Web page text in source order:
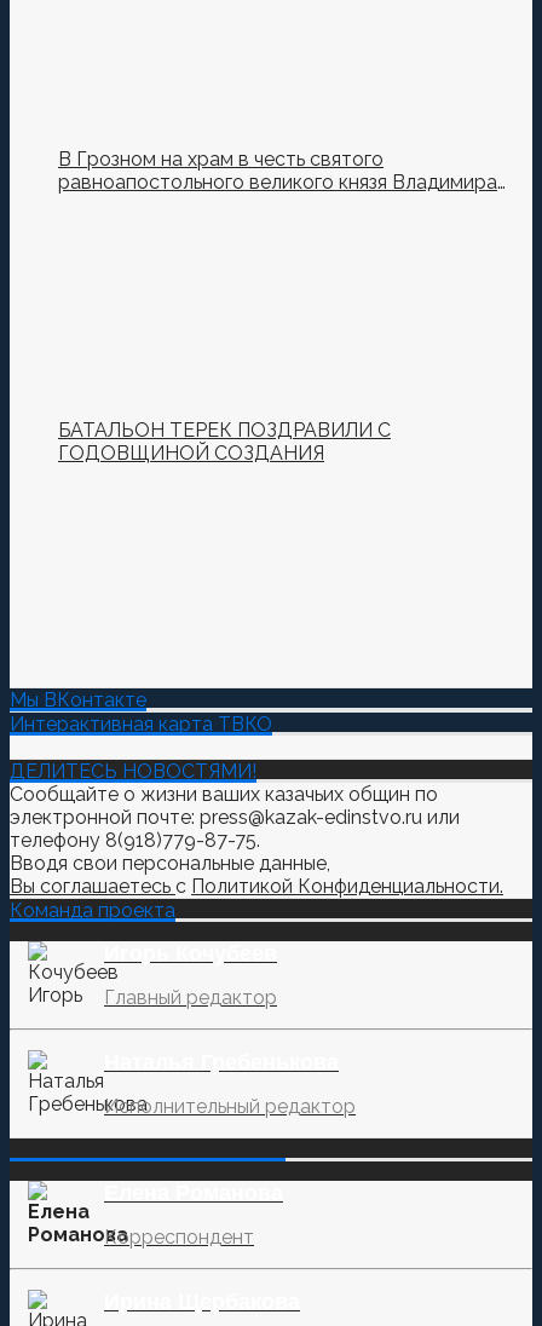
В Грозном на храм в честь святого
равноапостольного великого князя Владимира
БАТАЛЬОН ТЕРЕК ПОЗДРАВИЛИ С
ГОДОВЩИНОЙ СОЗДАНИЯ
Мы ВКонтакте
Интерактивная карта ТВКО
ДЕЛИТЕСЬ НОВОСТЯМИ!
Сообщайте о жизни ваших казачьих общин по
электронной почте: press@kazak-edinstvo.ru или
телефону 8(918)779-87-75.
Вводя свои персональные данные,
Вы соглашаетесь с Политикой Конфиденциальности.
Команда проекта
Главный редактор
Исполнительный редактор
Корреспондент